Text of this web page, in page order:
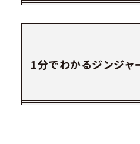
1分でわかるジンジャ